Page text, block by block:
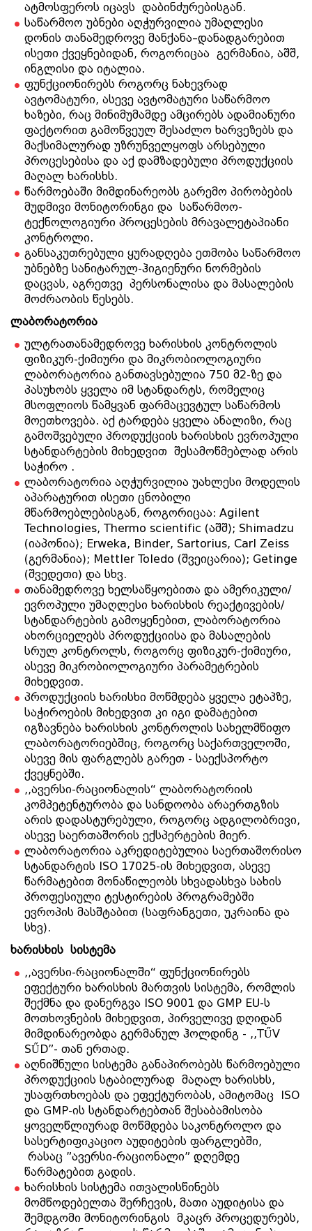
ატმოსფეროს იცავს დაბინძურებისგან.
საწარმოო უბნები აღჭურვილია უმაღლესი
დონის თანამედროვე მანქანა–დანადგარებით
ისეთი ქვეყნებიდან, როგორიცაა გერმანია, აშშ,
ინგლისი და იტალია.
ფუნქციონირებს როგორც ნახევრად
ავტომატური, ასევე ავტომატური საწარმოო
ხაზები, რაც მინიმუმამდე ამცირებს ადამიანური
ფაქტორით გამოწვეულ შესაძლო ხარვეზებს და
მაქსიმალურად უზრუნველყოფს არსებული
პროცესებისა და აქ დამზადებული პროდუქციის
მაღალ ხარისხს.
წარმოებაში მიმდინარეობს გარემო პირობების
მუდმივი მონიტორინგი და საწარმოო-
ტექნოლოგიური პროცესების მრავალეტაპიანი
კონტროლი.
განსაკუთრებული ყურადღება ეთმობა საწარმოო
უბნებზე სანიტარულ-ჰიგიენური ნორმების
დაცვას, აგრეთვე პერსონალისა და მასალების
მოძრაობის წესებს.
ლაბორატორია
ულტრათანამედროვე ხარისხის კონტროლის
ფიზიკურ-ქიმიური და მიკრობიოლოგიური
ლაბორატორია განთავსებულია 750 მ2-ზე და
პასუხობს ყველა იმ სტანდარტს, რომელიც
მსოფლიოს წამყვან ფარმაცევტულ საწარმოს
მოეთხოვება. აქ ტარდება ყველა ანალიზი, რაც
გამოშვებული პროდუქციის ხარისხის ევროპული
სტანდარტების მიხედვით შესამოწმებლად არის
საჭირო .
ლაბორატორია აღჭურვილია უახლესი მოდელის
აპარატურით ისეთი ცნობილი
მწარმოებლებისგან, როგორიცაა: Agilent
Technologies, Thermo scientific (აშშ); Shimadzu
(იაპონია); Erweka, Binder, Sartorius, Carl Zeiss
(გერმანია); Mettler Toledo (შვეიცარია); Getinge
(შვედეთი) და სხვ.
თანამედროვე ხელსაწყოებითა და ამერიკული/
ევროპული უმაღლესი ხარისხის რეაქტივების/
სტანდარტების გამოყენებით, ლაბორატორია
ახორციელებს პროდუქციისა და მასალების
სრულ კონტროლს, როგორც ფიზიკურ-ქიმიური,
ასევე მიკრობიოლოგიური პარამეტრების
მიხედვით.
პროდუქციის ხარისხი მოწმდება ყველა ეტაპზე,
საჭიროების მიხედვით კი იგი დამატებით
იგზავნება ხარისხის კონტროლის სახელმწიფო
ლაბორატორიებშიც, როგორც საქართველოში,
ასევე მის ფარგლებს გარეთ - საექსპორტო
ქვეყნებში.
,,ავერსი-რაციონალის“ ლაბორატორიის
კომპეტენტურობა და სანდოობა არაერთგზის
არის დადასტურებული, როგორც ადგილობრივი,
ასევე საერთაშორის ექსპერტების მიერ.
ლაბორატორია აკრედიტებულია საერთაშორისო
სტანდარტის ISO 17025-ის მიხედვით, ასევე
წარმატებით მონაწილეობს სხვადასხვა სახის
პროფესიული ტესტირების პროგრამებში
ევროპის მასშტაბით (საფრანგეთი, უკრაინა და
სხვ).
ხარისხის სისტემა
,,ავერსი-რაციონალში“ ფუნქციონირებს
ეფექტური ხარისხის მართვის სისტემა, რომლის
შექმნა და დანერგვა ISO 9001 და GMP EU-ს
მოთხოვნების მიხედვით, პირველივე დღიდან
მიმდინარეობდა გერმანულ ჰოლდინგ - ,,TŰV
SŰD”- თან ერთად.
აღნიშნული სისტემა განაპირობებს წარმოებული
პროდუქციის სტაბილურად მაღალ ხარისხს,
უსაფრთხოებას და ეფექტურობას, ამიტომაც ISO
და GMP-ის სტანდარტებთან შესაბამისობა
ყოველწლიურად მოწმდება საკონტროლო და
სასერტიფიკაციო აუდიტების ფარგლებში,
რასაც ”ავერსი-რაციონალი” დღემდე
წარმატებით გადის.
ხარისხის სისტემა ითვალისწინებს
მომწოდებელთა შერჩევის, მათი აუდიტისა და
შემდგომი მონიტორინგის მკაცრ პროცედურებს,